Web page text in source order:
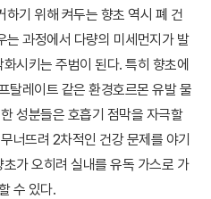
기 위해 켜두는 향초 역시 폐 건
는 과정에서 다량의 미세먼지가 발
시키는 주범이 된다. 특히 향초에
탈레이트 같은 환경호르몬 유발 물
성분들은 호흡기 점막을 자극할
너뜨려 2차적인 건강 문제를 야기
가 오히려 실내를 유독 가스로 가
수 있다.